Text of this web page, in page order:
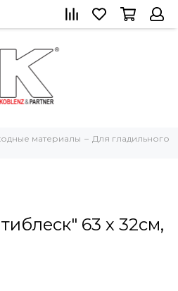
материалы
Для гладильного
63 х 32см,